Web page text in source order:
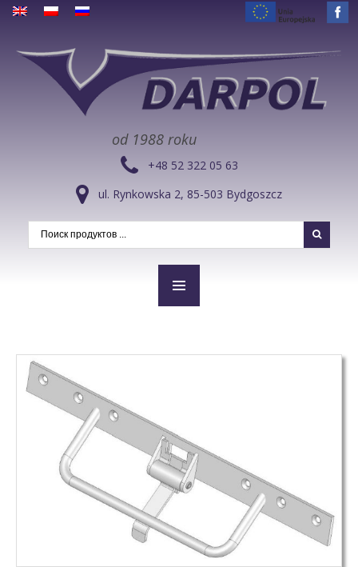
od 1988 roku
+48 52 322 05 63
ul. Rynkowska 2, 85-503 Bydgoszcz